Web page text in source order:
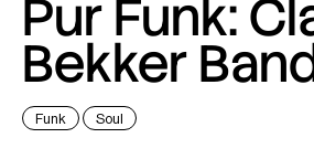
Pur Funk:
Bekker
Funk Soul